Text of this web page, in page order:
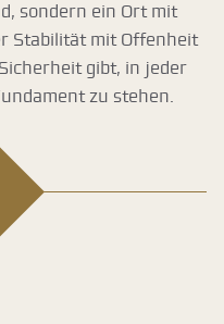
sondern ein Ort mit
Stabilität mit Offenheit
gibt, in jeder
zu stehen.